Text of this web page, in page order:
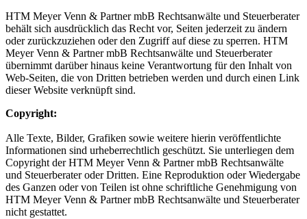
HTM Meyer Venn & Partner mbB Rechtsanwälte und Steuerberater
behält sich ausdrücklich das Recht vor, Seiten jederzeit zu ändern
oder zurückzuziehen oder den Zugriff auf diese zu sperren. HTM
Meyer Venn & Partner mbB Rechtsanwälte und Steuerberater
übernimmt darüber hinaus keine Verantwortung für den Inhalt von
Web-Seiten, die von Dritten betrieben werden und durch einen Link
dieser Website verknüpft sind.
Copyright:
Alle Texte, Bilder, Grafiken sowie weitere hierin veröffentlichte
Informationen sind urheberrechtlich geschützt. Sie unterliegen dem
Copyright der HTM Meyer Venn & Partner mbB Rechtsanwälte
und Steuerberater oder Dritten. Eine Reproduktion oder Wiedergabe
des Ganzen oder von Teilen ist ohne schriftliche Genehmigung von
HTM Meyer Venn & Partner mbB Rechtsanwälte und Steuerberater
nicht gestattet.